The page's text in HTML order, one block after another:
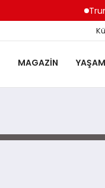
MAGAZIN YAŞAM